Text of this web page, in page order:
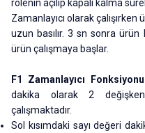
rölenin açılıp kapalı kalma
Zamanlayıcı olarak
uzun basılır. 3 sn sonra ürün
ürün çalışmaya başlar.
F1 Zamanlayıcı
dakika olarak 2
çalışmaktadır.
Sol kısımdaki sayı değeri